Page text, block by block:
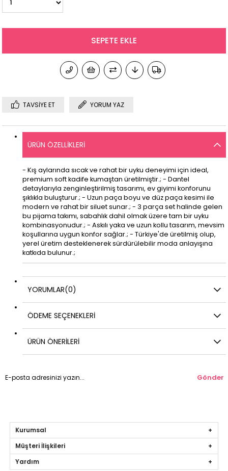
TAVSIYE ET YORUM YAZ
ÜRÜN ÖZELLIKLERI
- Kış aylarında sıcak ve rahat bir uyku deneyimi için ideal,
premium soft kadife kumaştan üretilmiştir.; - Dantel
detaylarıyla zenginleştirilmiş tasarımı, ev giyimi konforunu
şıklıkla buluşturur.; - Uzun paça boyu ve düz paça kesimi ile
modern ve rahat bir siluet sunar.; - 3 parça set halinde gelen
bu pijama takımı, sabahlık dahil olmak üzere tam bir uyku
kombinasyonudur.; - Askılı yaka ve uzun kollu tasarım, mevsim
koşullarına uygun konfor sağlar.; - Türkiye'de üretilmiş olup,
yerel üretim desteklenerek sürdürülebilir moda anlayışına
katkıda bulunur.;
YORUMLAR(0)
ÖDEME SEÇENEKLERI
ÜRÜN ÖNERILERI
Gönder
Kurumsal
Müşteri İlişkileri
Yardım